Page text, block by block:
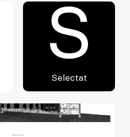
S
Selectat